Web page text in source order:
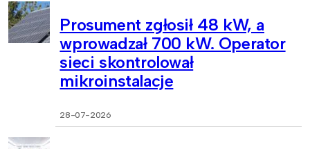
Prosument zgłosił 48 kW, a
wprowadzał 700 kW. Operator
sieci skontrolował
mikroinstalacje
28-07-2026